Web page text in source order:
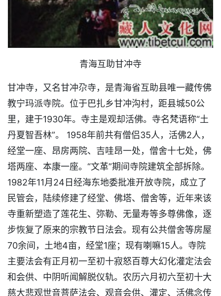
青海互助甘冲寺
甘冲寺，又名甘冲尕寺，是青海省互助县唯一藏传佛
教宁玛派寺院。位于巴扎乡甘冲沟村，距县城50公
里，建于1930年。寺主是观却活佛。寺名梵语称“土
丹夏智吾林”。 1958年前共有僧侣35人，活佛2人，
经堂一座、昂房两院、吉哇昂一处，僧舍十七处，佛
塔两座、本康一座。“文革”期间寺院建筑全部拆除。
1982年11月24日经海东地委批准开放寺院，成立了
民管会，陆续修建了经堂、佛塔、僧舍等，近年来该
寺重新塑造了莲花生、弥勒、无量寿等多尊佛像，逐
步恢复了原来的宗教节日法会。现有公共僧舍等房屋
70余间，土地4亩，经堂1座；现有喇嘛15人。寺院
主要法会有正月初一至初十寂怒百尊大幻化灌定法会
和会供、中阴听闻解脱仪轨。农历六月初六至初十大
慈大悲观世音菩萨法会、观音会供、灌定、活佛念传